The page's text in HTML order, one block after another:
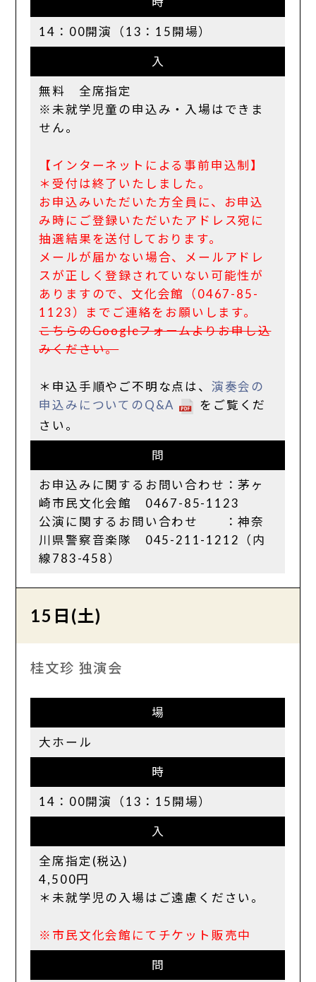
14：00開演（13：15開場）
入
無料 全席指定
※未就学児童の申込み・入場はできま
せん。
【インターネットによる事前申込制】
＊受付は終了いたしました。
お申込みいただいた方全員に、お申込
み時にご登録いただいたアドレス宛に
抽選結果を送付しております。
メールが届かない場合、メールアドレ
スが正しく登録されていない可能性が
ありますので、文化会館（0467-85-
1123）までご連絡をお願いします。
こちらのGoogleフォームよりお申し込
みください。
＊申込手順やご不明な点は、 演奏会の
申込みについてのQ&A
をご覧くだ
さい。
問
お申込みに関するお問い合わせ：茅ヶ
崎市民文化会館 0467-85-1123
公演に関するお問い合わせ ：神奈
川県警察音楽隊 045-211-1212（内
線783-458）
15日(土)
桂文珍 独演会
場
大ホール
時
14：00開演（13：15開場）
入
全席指定(税込)
4,500円
＊未就学児の入場はご遠慮ください。
※市民文化会館にてチケット販売中
問